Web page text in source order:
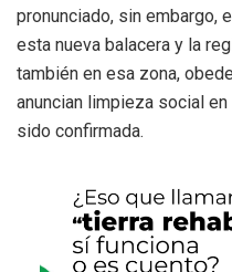
pronunciado, sin embargo,
esta nueva balacera y la
también en esa zona,
anuncian limpieza social
sido confirmada.